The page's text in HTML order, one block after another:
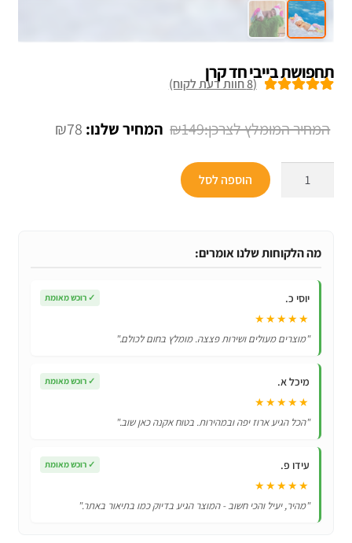
תחפושת בייבי חד קרן
לקוחות
(
8חוות דעת לקוח)
₪149
המחיר
₪78 המחיר
חד
הוספה לסל
מה הלקוחות שלנו אומרים:
יוסי כ. ✓ רוכש מאומת
★★★★★
"מוצרים מעולים ושירות פצצה. מומלץ בחום לכולם."
מיכל א. ✓ רוכש מאומת
★★★★★
"הכל הגיע ארוז יפה ובמהירות. בטוח אקנה כאן שוב."
עידו פ. ✓ רוכש מאומת
★★★★★
"מהיר, יעיל והכי חשוב - המוצר הגיע בדיוק כמו בתיאור באתר."